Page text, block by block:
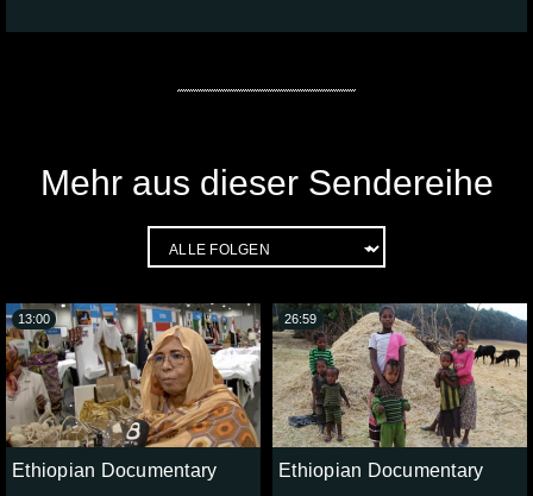
Mehr aus dieser Sendereihe
Ethiopian Documentary
13:00
Ethiopian Documentary
26:59